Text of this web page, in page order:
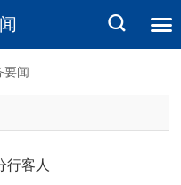
要闻
行客人